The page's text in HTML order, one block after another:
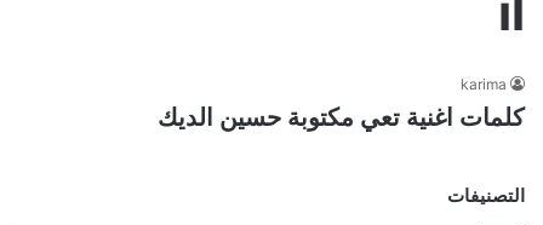
il
karima
كلمات اغنية تعي مكتوبة حسين الديك
التصنيفات